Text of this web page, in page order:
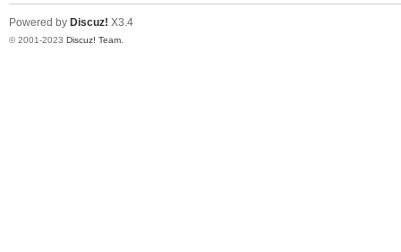
Powered by Discuz! X3.4
© 2001-2023 Discuz! Team.